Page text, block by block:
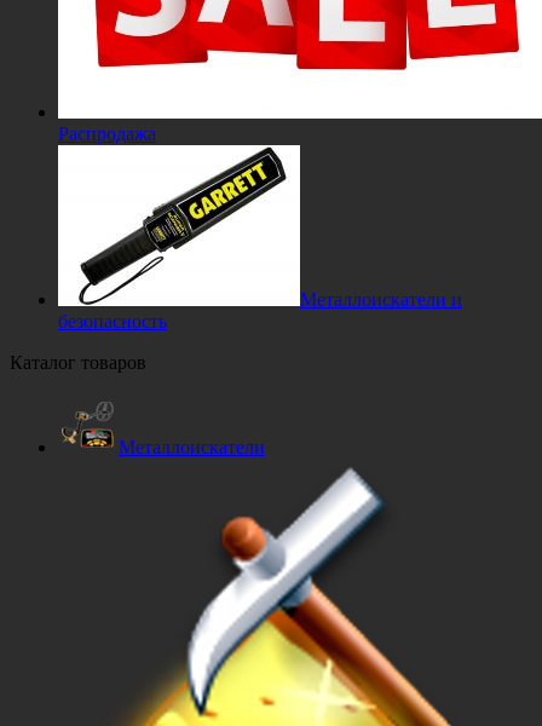
Распродажа
Металлоискатели и
безопасность
Каталог товаров
Металлоискатели